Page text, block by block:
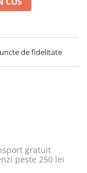
de fidelitate
gratuit
peste 250 lei